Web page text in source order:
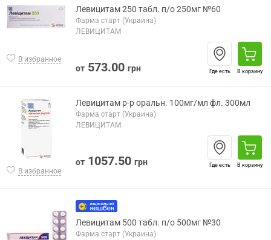
В избранное
Левицитам 250 табл. п/о 250мг №60
Фарма старт (Украина)
ЛЕВИЦИТАМ
от 573.00 грн Где есть В корзину
В избранное
Левицитам р-р оральн. 100мг/мл фл. 300мл
Фарма старт (Украина)
ЛЕВИЦИТАМ
от 1057.50 грн Где есть В корзину
Левицитам 500 табл. п/о 500мг №30
Фарма старт (Украина)